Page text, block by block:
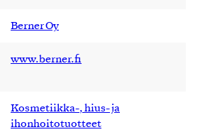
Berner Oy
www.berner.fi
Kosmetiikka-, hius- ja
ihonhoitotuotteet